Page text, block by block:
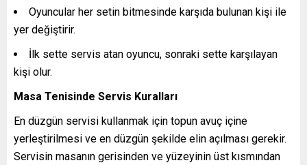
Oyuncular her setin bitmesinde karşıda bulunan kişi ile
yer değiştirir.
İlk sette servis atan oyuncu, sonraki sette karşılayan
kişi olur.
Masa Tenisinde Servis Kuralları
En düzgün servisi kullanmak için topun avuç içine
yerleştirilmesi ve en düzgün şekilde elin açılması gerekir.
Servisin masanın gerisinden ve yüzeyinin üst kısmından